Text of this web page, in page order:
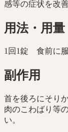
感等の症状を改
用法・用量
1回1錠 食前に服
副作用
首を後ろにそり
肉のこわばり等
い。